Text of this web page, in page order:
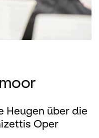
Heugen über die
Oper